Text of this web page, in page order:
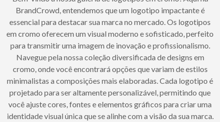
BrandCrowd, entendemos que um logotipo impactante é
essencial para destacar sua marca no mercado. Os logotipos
em cromo oferecem um visual moderno e sofisticado, perfeito
para transmitir uma imagem de inovação e profissionalismo.
Navegue pela nossa coleção diversificada de designs em
cromo, onde você encontrará opções que variam de estilos
minimalistas a composições mais elaboradas. Cada logotipo é
projetado para ser altamente personalizável, permitindo que
você ajuste cores, fontes e elementos gráficos para criar uma
identidade visual única que se alinhe com a visão da sua marca.